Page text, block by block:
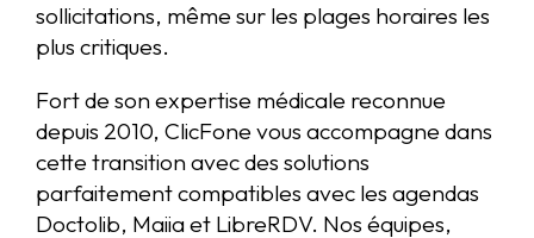
sollicitations, même sur les plages horaires les
plus critiques.
Fort de son expertise médicale reconnue
depuis 2010, ClicFone vous accompagne dans
cette transition avec des solutions
parfaitement compatibles avec les agendas
Doctolib, Maiia et LibreRDV. Nos équipes,